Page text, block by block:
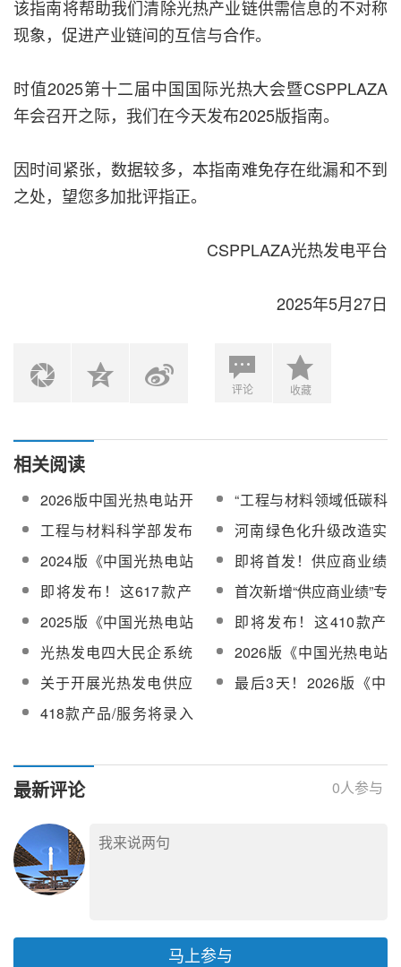
该指南将帮助我们清除光热产业链供需信息的不对称
现象，促进产业链间的互信与合作。
时值2025第十二届中国国际光热大会暨CSPPLAZA
年会召开之际，我们在今天发布2025版指南。
因时间紧张，数据较多，本指南难免存在纰漏和不到
之处，望您多加批评指正。
CSPPLAZA光热发电平台
2025年5月27日
评论 收藏
相关阅读
2026版中国光热电站开
发供应链指南在线订购
“工程与材料领域低碳科
学基础研究”项目指南：
建立下一代光-热-储系统
能量传递转化与储能/释
能协同调控方法
工程与材料科学部发布
关于“双碳”专项项目指南
的通告
河南绿色化升级改造实
施指南：加快光热发电
等绿色低碳先进适用技
术改造
2024版《中国光热电站
开发供应链指南》启动
编辑，3月31日截止录
入！【附659家供应商
名录】
即将首发！供应商业绩
将录入2024版《中国光
热电站开发供应链指
南》
即将发布！这617款产
品/服务信息将录入2024
版《中国光热电站开发
供应链指南》
首次新增“供应商业绩”专
栏！2024版中国光热电
站开发供应链指南在线
订购
2025版《中国光热电站
开发供应链指南》启动
编辑
即将发布！这410款产
品/服务信息将录入2025
版《中国光热电站开发
供应链指南》
光热发电四大民企系统
集成商布局一览
2026版《中国光热电站
开发供应链指南》启动
编辑
关于开展光热发电供应
商业绩更新统计工作的
通知
最后3天！2026版《中
418款产品/服务将录入
名录】
最新评论 0人参与
马上参与